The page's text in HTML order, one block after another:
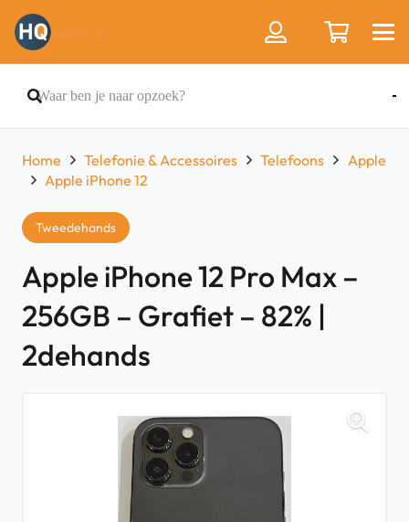
Home Telefonie & Accessoires Telefoons
Apple
Apple iPhone 12
Tweedehands
Apple iPhone 12 Pro Max –
256GB – Grafiet – 82% |
2dehands